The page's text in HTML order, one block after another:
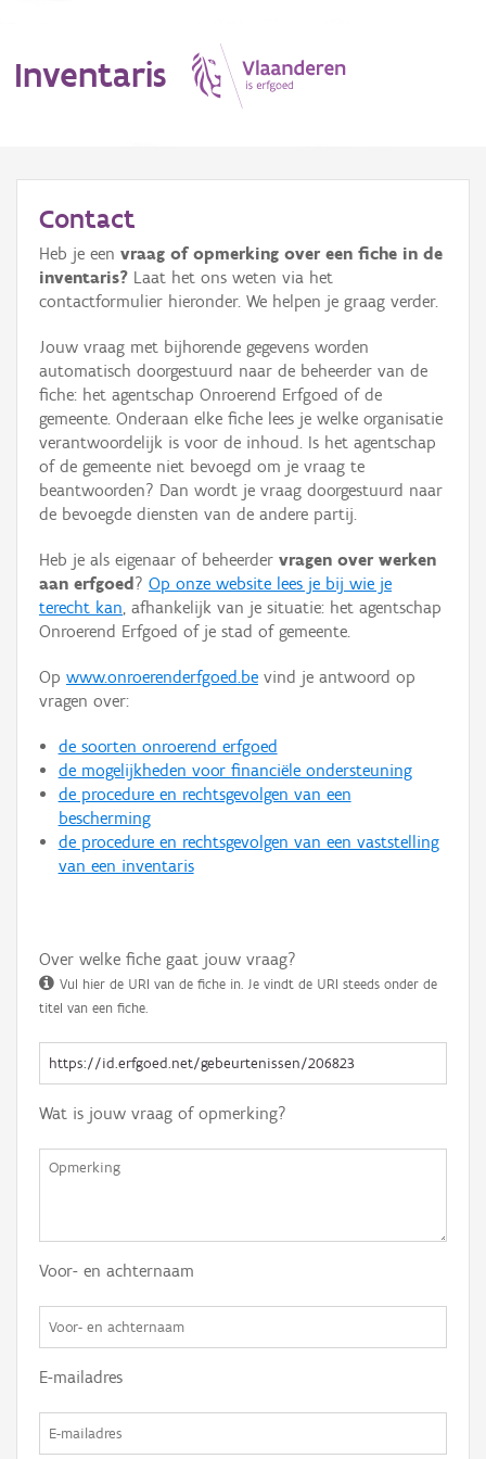
Inventaris
Erfgoedobject
Aanduidingsobject
Waarneming
Thema
Gebeurtenis
Persoon of collectief
Hergebruik
Aanmelden
Contact
Heb je een vraag of opmerking over een fiche in de
inventaris? Laat het ons weten via het
contactformulier hieronder. We helpen je graag verder.
Jouw vraag met bijhorende gegevens worden
automatisch doorgestuurd naar de beheerder van de
fiche: het agentschap Onroerend Erfgoed of de
gemeente. Onderaan elke fiche lees je welke organisatie
verantwoordelijk is voor de inhoud. Is het agentschap
of de gemeente niet bevoegd om je vraag te
beantwoorden? Dan wordt je vraag doorgestuurd naar
de bevoegde diensten van de andere partij.
Heb je als eigenaar of beheerder vragen over werken
aan erfgoed ? Op onze website lees je bij wie je
terecht kan, afhankelijk van je situatie: het agentschap
Onroerend Erfgoed of je stad of gemeente.
Op www.onroerenderfgoed.be vind je antwoord op
vragen over:
de soorten onroerend erfgoed
de mogelijkheden voor financiële ondersteuning
de procedure en rechtsgevolgen van een
bescherming
de procedure en rechtsgevolgen van een vaststelling
van een inventaris
Over welke fiche gaat jouw vraag?
Vul hier de URI van de fiche in. Je vindt de URI steeds onder de
titel van een fiche.
Wat is jouw vraag of opmerking?
Voor- en achternaam
E-mailadres